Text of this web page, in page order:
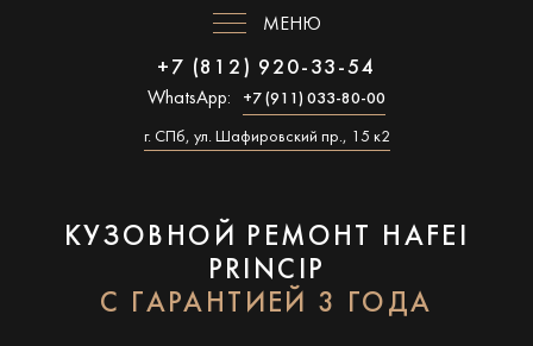
МЕНЮ
+7 (812) 920-33-54
WhatsApp: +7 (911) 033-80-00
г. СПб, ул. Шафировский пр., 15 к2
КУЗОВНОЙ РЕМОНТ HAFEI
PRINCIP
С ГАРАНТИЕЙ 3 ГОДА